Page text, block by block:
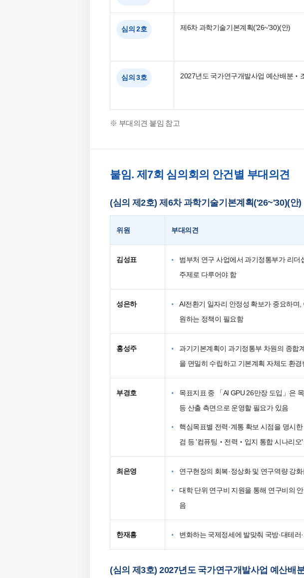
심의 2호 제6차 과학기술기본계획('26~'30)(안)
심의 3호 2027년도 국가연구개발사업 예산배분‧
※ 부대의견 붙임 참고
붙임. 제7회 심의회의 안건별 부대의견
(심의 제2호) 제6차 과학기술기본계획('26~'30)(안)
위원 부대의견
김성표
범부처 연구 사업에서 과기정통부가 리
주제로 다루어야 함
성은하
AI전환기 일자리 안정성 확보가 중요하며
원하는 정책이 필요함
홍성주
과기기본계획이 과기정통부 차원의 종합
을 면밀히 수립하고 기본계획 자체도 환
부경호
목표지표 중 「AI GPU 26만장 도입」은
등 산출 측면으로 운영할 필요가 있음
핵심목표별 전력·계통 확보 시점을 명시
검 등 '컴퓨팅‧전력‧입지 통합 시나리오'
최은영 연구현장의 회복·정상화 및 연구역량 강
대학 단위 연구비 지원을 통해 연구비의
음
한재흥 변화하는 국제정세에 발맞춰 국방·대테
(심의 제3호) 2027년도 국가연구개발사업 예산배